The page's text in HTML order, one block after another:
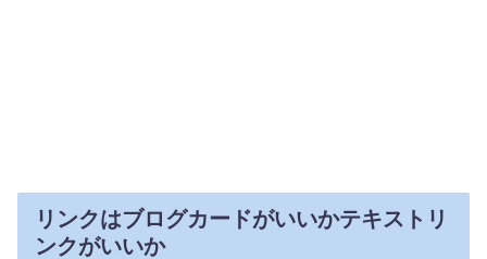
リンクはブログカードがいいかテキストリ
ンクがいいか